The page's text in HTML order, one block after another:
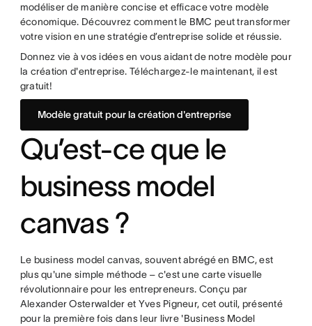
modéliser de manière concise et efficace votre modèle
économique. Découvrez comment le BMC peut transformer
votre vision en une stratégie d’entreprise solide et réussie.
Donnez vie à vos idées en vous aidant de notre modèle pour
la création d'entreprise. Téléchargez-le maintenant, il est
gratuit!
Modèle gratuit pour la création d'entreprise
Qu’est-ce que le
business model
canvas ?
Le business model canvas, souvent abrégé en BMC, est
plus qu'une simple méthode – c'est une carte visuelle
révolutionnaire pour les entrepreneurs. Conçu par
Alexander Osterwalder et Yves Pigneur, cet outil, présenté
pour la première fois dans leur livre 'Business Model